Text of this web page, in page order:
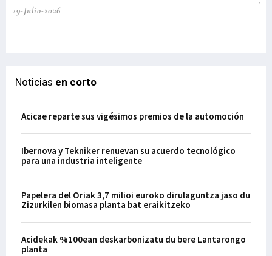
29-Julio-2026
Noticias en corto
Acicae reparte sus vigésimos premios de la automoción
Ibernova y Tekniker renuevan su acuerdo tecnológico
para una industria inteligente
Papelera del Oriak 3,7 milioi euroko dirulaguntza jaso du
Zizurkilen biomasa planta bat eraikitzeko
Acidekak %100ean deskarbonizatu du bere Lantarongo
planta